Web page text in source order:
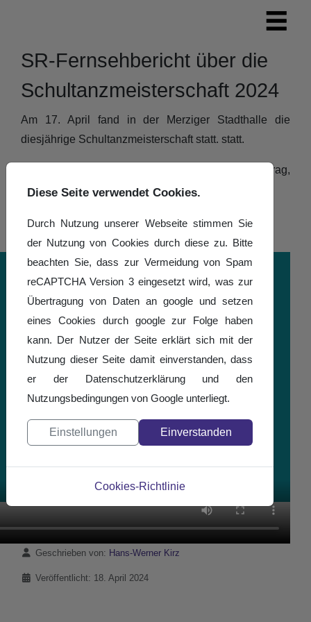
SR-Fernsehbericht über die
Schultanzmeisterschaft 2024
Am 17. April fand in der Merziger Stadthalle die
diesjährige Schultanzmeisterschaft statt. statt.
Der SR war mit einem Team vor Ort. Hier der Beitrag,
der im Aktuellen Bericht ausgestrahlt wurde.
DetailsGeschrieben von: Hans-Werner Kirz
Veröffentlicht: 18. April 2024
Diese Seite verwendet Cookies.
Durch Nutzung unserer Webseite stimmen Sie
der Nutzung von Cookies durch diese zu. Bitte
beachten Sie, dass zur Vermeidung von Spam
reCAPTCHA Version 3 eingesetzt wird, was zur
Übertragung von Daten an google und setzen
eines Cookies durch google zur Folge haben
kann. Der Nutzer der Seite erklärt sich mit der
Nutzung dieser Seite damit einverstanden, dass
er der Datenschutzerklärung und den
Nutzungsbedingungen von Google unterliegt.
Einstellungen Einverstanden
Cookies-Richtlinie